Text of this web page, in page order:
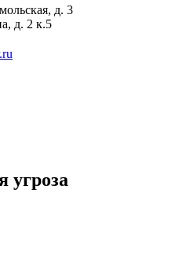
д. 3
д. 2 к.5
угроза